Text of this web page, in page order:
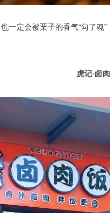
定会被栗子的香气“勾了魂
虎记·卤